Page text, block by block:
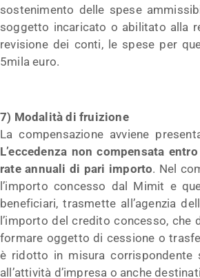
sostenimento delle spese
soggetto incaricato o abilitato alla
revisione dei conti, le spese per
5mila euro.
7) Modalità di fruizione
La compensazione avviene
L’eccedenza non compensata
rate annuali di pari importo. Nel
l’importo concesso dal Mimit e
beneficiari, trasmette all’agenzia
l’importo del credito concesso,
formare oggetto di cessione o
è ridotto in misura
all’attività d’impresa o anche